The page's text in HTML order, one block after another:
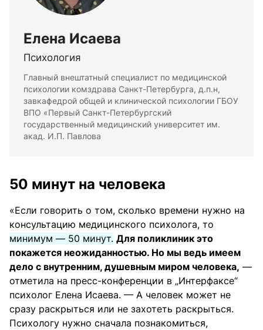
Елена Исаева
Психология
Главный внештатный специалист по медицинской
психологии комздрава Санкт-Петербурга, д.п.н,
завкафедрой общей и клинической психологии ГБОУ
ВПО «Первый Санкт-Петербургский
государственный медицинский университет им.
акад. И.П. Павлова
50 минут на человека
«Если говорить о том, сколько времени нужно на
консультацию медицинского психолога, то
минимум — 50 минут. Для поликлиник это
покажется неожиданностью. Но мы ведь имеем
дело с внутренним, душевным миром человека, —
отметила на пресс-конференции в „Интерфаксе“
психолог Елена Исаева. — А человек может не
сразу раскрыться или не захотеть раскрыться.
Психологу нужно сначала познакомиться,